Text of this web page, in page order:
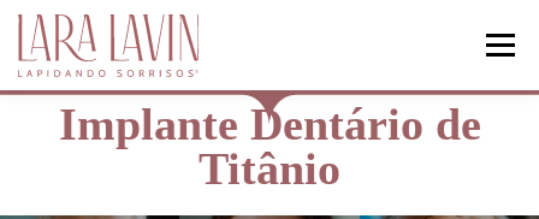
Menu
HOME ODONTOLOGIA
Implante Dentário de
Titânio